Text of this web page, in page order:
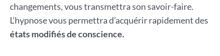
changements, vous transmettra son savoir-faire.
L’hypnose vous permettra d’acquérir rapidement des
états modifiés de conscience.